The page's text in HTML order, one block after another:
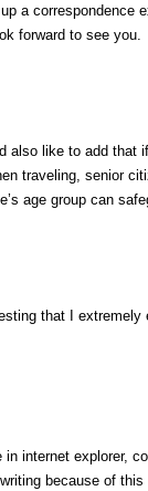
a correspondence
forward to see you.
like to add that
traveling, senior
age group can
that I
internet explorer,
because of this